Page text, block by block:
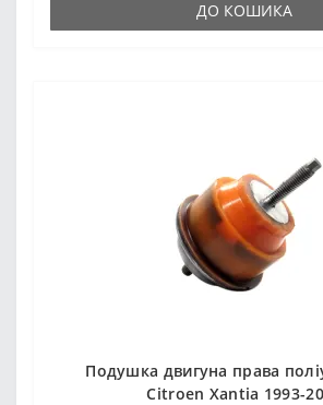
ДО КОШИКА
Подушка двигуна права
Citroen Xantia 1993-